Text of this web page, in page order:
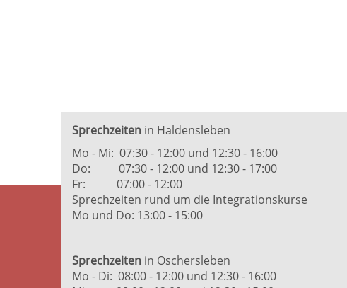
Sprechzeiten in Haldensleben
Mo - Mi: 07:30 - 12:00 und 12:30 - 16:00
Do: 07:30 - 12:00 und 12:30 - 17:00
Fr: 07:00 - 12:00
Sprechzeiten rund um die Integrationskurse
Mo und Do: 13:00 - 15:00
Sprechzeiten in Oschersleben
Mo - Di: 08:00 - 12:00 und 12:30 - 16:00